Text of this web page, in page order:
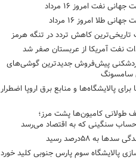
جهانی نفت امروز ۱۶ مرداد
طلا امروز ۱۶ مرداد
تاریخی‌ترین کاهش تردد در تنگه هرمز
نفت آمریکا از عربستان صفر شد
پیش‌فروش جدیدترین گوشی‌های
سامسونگ
برای پالایشگاه‌ها و منابع برق اروپا اضطرار
طولانی کامیون‌ها پشت مرز؛
سنگینی که به اقتصاد می‌رسد
سدها به ۵۸درصد رسید
پالایشگاه سوم پارس جنوبی کلید خورد